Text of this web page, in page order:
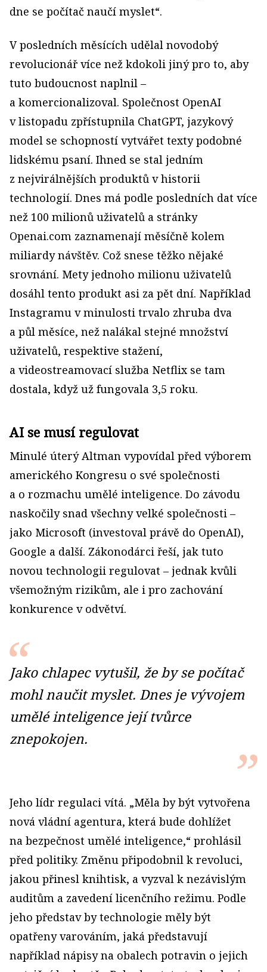
dne se počítač naučí myslet“.
V posledních měsících udělal novodobý
revolucionář více než kdokoli jiný pro to, aby
tuto budoucnost naplnil –
a komercionalizoval. Společnost OpenAI
v listopadu zpřístupnila ChatGPT, jazykový
model se schopností vytvářet texty podobné
lidskému psaní. Ihned se stal jedním
z nejvirálnějších produktů v historii
technologií. Dnes má podle posledních dat více
než 100 milionů uživatelů a stránky
Openai.com zaznamenají měsíčně kolem
miliardy návštěv. Což snese těžko nějaké
srovnání. Mety jednoho milionu uživatelů
dosáhl tento produkt asi za pět dní. Například
Instagramu v minulosti trvalo zhruba dva
a půl měsíce, než nalákal stejné množství
uživatelů, respektive stažení,
a videostreamovací služba Netflix se tam
dostala, když už fungovala 3,5 roku.
AI se musí regulovat
Minulé úterý Altman vypovídal před výborem
amerického Kongresu o své společnosti
a o rozmachu umělé inteligence. Do závodu
naskočily snad všechny velké společnosti –
jako Microsoft (investoval právě do OpenAI),
Google a další. Zákonodárci řeší, jak tuto
novou technologii regulovat – jednak kvůli
všemožným rizikům, ale i pro zachování
konkurence v odvětví.
Jako chlapec vytušil, že by se počítač
mohl naučit myslet. Dnes je vývojem
umělé inteligence její tvůrce
znepokojen.
Jeho lídr regulaci vítá. „Měla by být vytvořena
nová vládní agentura, která bude dohlížet
na bezpečnost umělé inteligence,“ prohlásil
před politiky. Změnu připodobnil k revoluci,
jakou přinesl knihtisk, a vyzval k nezávislým
auditům a zavedení licenčního režimu. Podle
jeho představ by technologie měly být
opatřeny varováním, jaká představují
například nápisy na obalech potravin o jejich